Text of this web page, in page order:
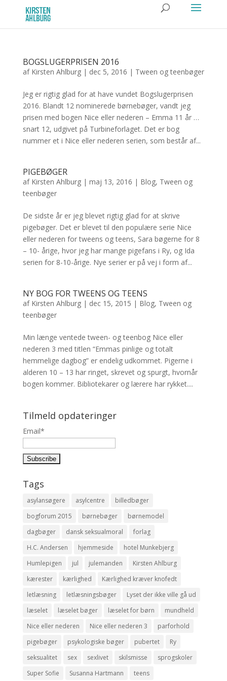
BOGSLUGERPRISEN 2016
af Kirsten Ahlburg| dec 5, 2016 | Tween og teenbøger
Jeg er rigtig glad for at have vundet Bogslugerprisen
2016. Blandt 12 nominerede børnebøger, vandt jeg
prisen med bogen Nice eller nederen – Emma 11 år …
snart 12, udgivet på Turbineforlaget. Det er bog
nummer et i Nice eller nederen serien, som består af...
PIGEBØGER
af Kirsten Ahlburg| maj 13, 2016 | Blog, Tween og
teenbøger
De sidste år er jeg blevet rigtig glad for at skrive
pigebøger. Det er blevet til den populære serie Nice
eller nederen for tweens og teens, Sara bøgerne for 8
– 10- årige, hvor jeg har mange pigefans i Ry, og Ida
serien for 8-10-årige. Nye serier er på vej i form af...
NY BOG FOR TWEENS OG TEENS
af Kirsten Ahlburg| dec 15, 2015 | Blog, Tween og
teenbøger
Min længe ventede tween- og teenbog Nice eller
nederen 3 med titlen “Emmas pinlige og totalt
hemmelige dagbog” er endelig udkommet. Pigerne i
alderen 10 – 13 har ringet, skrevet og spurgt, hvornår
bogen kommer. Bibliotekarer og lærere har rykket....
Tilmeld opdateringer
Email*
Tags
asylansøgere asylcentre
billedbøger
bogforum 2015
børnebøger
børnemodel
dagbøger
dansk seksualmoral
forlag
H.C. Andersen
hjemmeside
hotel Munkebjerg
Humlepigen
jul julemanden
Kirsten Ahlburg
kærester
kærlighed
Kærlighed kræver knofedt
letlæsning
letlæsningsbøger
Lyset der ikke ville gå ud
læselet
læselet bøger læselet for børn
mundheld
Nice eller nederen
Nice eller nederen 3
parforhold
pigebøger
psykologiske bøger pubertet
Ry
seksualitet
sex sexlivet skilsmisse
sprogskoler
Super Sofie
Susanna Hartmann teens